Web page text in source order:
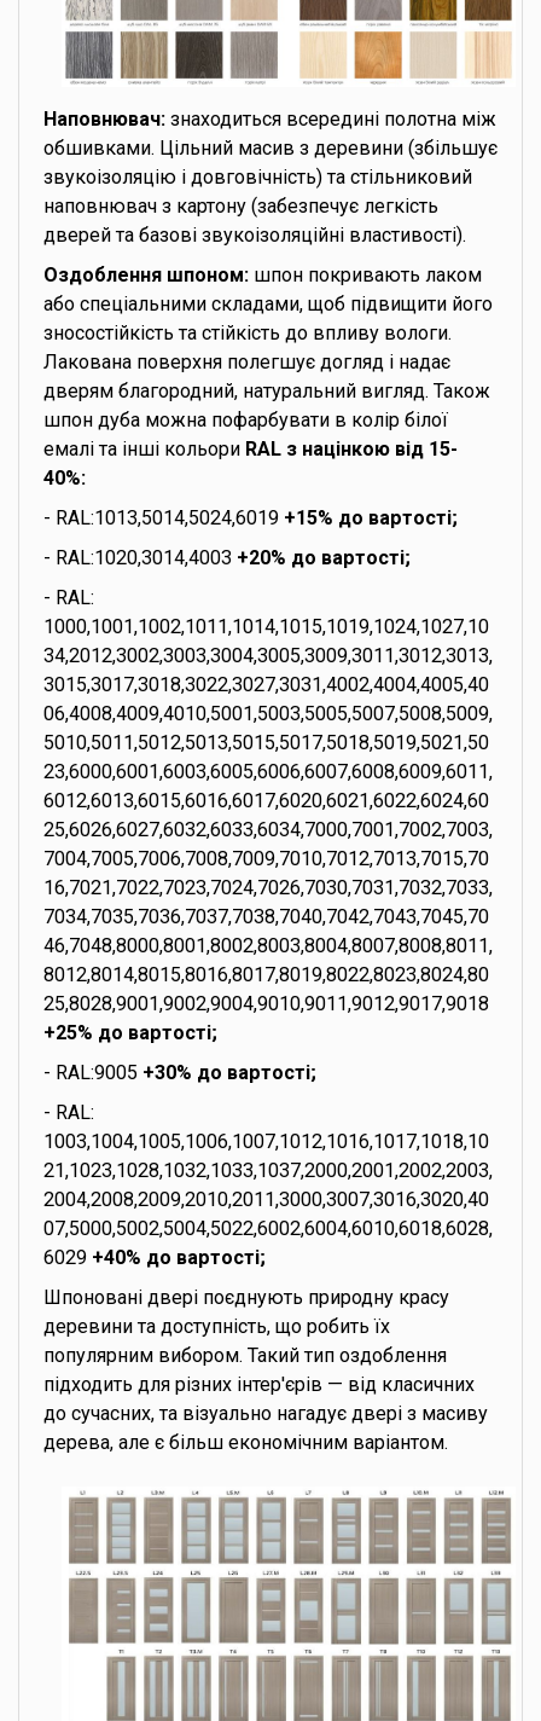
Наповнювач: знаходиться всередині полотна між
обшивками. Цільний масив з деревини (збільшує
звукоізоляцію і довговічність) та стільниковий
наповнювач з картону (забезпечує легкість
дверей та базові звукоізоляційні властивості).
Оздоблення шпоном: шпон покривають лаком
або спеціальними складами, щоб підвищити його
зносостійкість та стійкість до впливу вологи.
Лакована поверхня полегшує догляд і надає
дверям благородний, натуральний вигляд. Також
шпон дуба можна пофарбувати в колір білої
емалі та інші кольори RAL з націнкою від 15-
40%:
- RAL:1013,5014,5024,6019 +15% до вартості;
- RAL:1020,3014,4003 +20% до вартості;
- RAL:
1000,1001,1002,1011,1014,1015,1019,1024,1027,10
34,2012,3002,3003,3004,3005,3009,3011,3012,3013,
3015,3017,3018,3022,3027,3031,4002,4004,4005,40
06,4008,4009,4010,5001,5003,5005,5007,5008,5009,
5010,5011,5012,5013,5015,5017,5018,5019,5021,50
23,6000,6001,6003,6005,6006,6007,6008,6009,6011,
6012,6013,6015,6016,6017,6020,6021,6022,6024,60
25,6026,6027,6032,6033,6034,7000,7001,7002,7003,
7004,7005,7006,7008,7009,7010,7012,7013,7015,70
16,7021,7022,7023,7024,7026,7030,7031,7032,7033,
7034,7035,7036,7037,7038,7040,7042,7043,7045,70
46,7048,8000,8001,8002,8003,8004,8007,8008,8011,
8012,8014,8015,8016,8017,8019,8022,8023,8024,80
25,8028,9001,9002,9004,9010,9011,9012,9017,9018
+25% до вартості;
- RAL:9005 +30% до вартості;
- RAL:
1003,1004,1005,1006,1007,1012,1016,1017,1018,10
21,1023,1028,1032,1033,1037,2000,2001,2002,2003,
2004,2008,2009,2010,2011,3000,3007,3016,3020,40
07,5000,5002,5004,5022,6002,6004,6010,6018,6028,
6029 +40% до вартості;
Шпоновані двері поєднують природну красу
деревини та доступність, що робить їх
популярним вибором. Такий тип оздоблення
підходить для різних інтер'єрів — від класичних
до сучасних, та візуально нагадує двері з масиву
дерева, але є більш економічним варіантом.